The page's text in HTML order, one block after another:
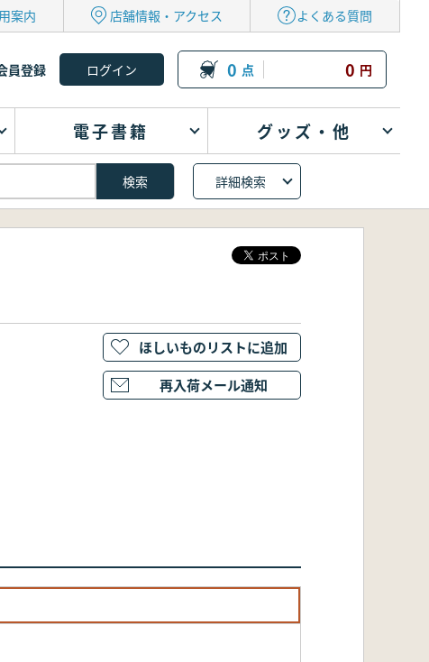
案内 店舗情報・アクセス よくある質問
員登録 0 点 0 円
電子書籍 グッズ・他
詳細検索
ほしいものリストに追加
再入荷メール通知